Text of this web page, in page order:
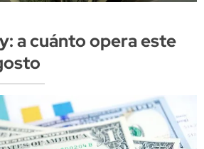
a cuánto opera este